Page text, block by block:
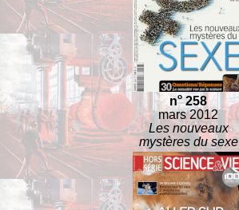
no258
mars 2012
Les nouveaux
mystères du sexe